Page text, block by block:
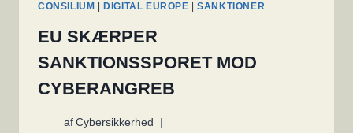
CONSILIUM DIGITAL EUROPE |SANKTIONER
EU SKÆRPER
SANKTIONSSPORET MOD
CYBERANGREB
af Cybersikkerhed